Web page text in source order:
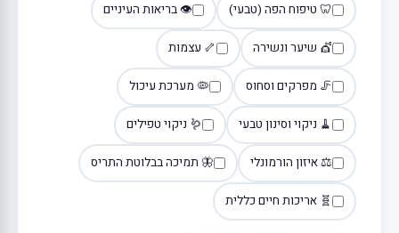
🦷 טיפוח הפה (טבעי) 👁️ בריאות העיניים
💇 שיער ונשירה 🦴 עצמות
🦵 מפרקים וסחוס 🦠 מערכת עיכול
🧹 ניקוי וסינון טבעי 🪱 ניקוי טפילים
⚖️ איזון הורמונלי 🦋 תמיכה בבלוטת התריס
🧬 אריכות חיים כללית